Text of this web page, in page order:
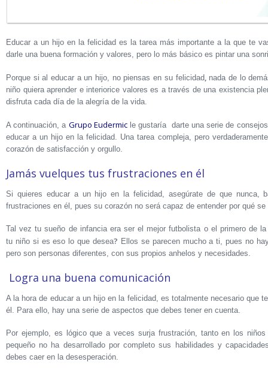
Educar a un hijo en la felicidad es la tarea más importante a la que te
darle una buena formación y valores, pero lo más básico es pintar una
Porque si al educar a un hijo, no piensas en su felicidad, nada de lo
niño quiera aprender e interiorice valores es a través de una existencia
disfruta cada día de la alegría de la vida.
A continuación, a Grupo Eudermicle gustaría darte una serie de
educar a un hijo en la felicidad. Una tarea compleja, pero
corazón de satisfacción y orgullo.
Jamás vuelques tus frustraciones en él
Si quieres educar a un hijo en la felicidad, asegúrate de que nunca,
frustraciones en él, pues su corazón no será capaz de entender por qué
Tal vez tu sueño de infancia era ser el mejor futbolista o el primero de
tu niño si es eso lo que desea? Ellos se parecen mucho a ti, pues no
pero son personas diferentes, con sus propios anhelos y necesidades.
Logra una buena comunicación
A la hora de educar a un hijo en la felicidad, es totalmente necesario que
él. Para ello, hay una serie de aspectos que debes tener en cuenta.
Por ejemplo, es lógico que a veces surja frustración, tanto en los
pequeño no ha desarrollado por completo sus habilidades y
debes caer en la desesperación.